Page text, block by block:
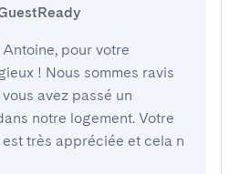
pour votre
! Nous sommes ravis
avez passé un
notre logement. Votre
très appréciée et cela n